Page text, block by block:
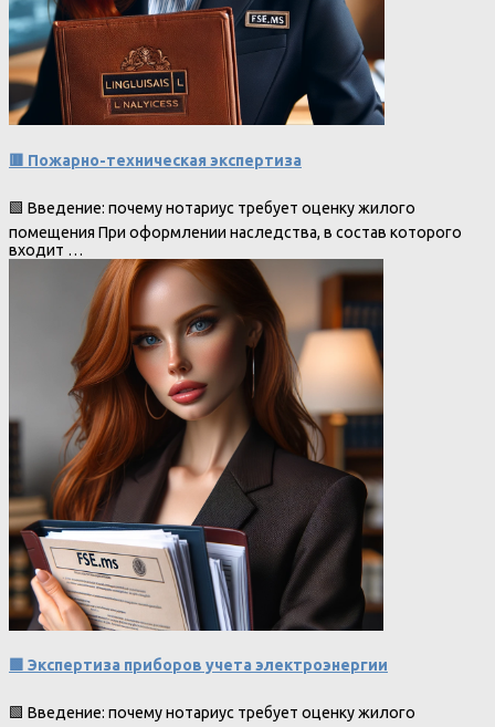
🟥 Пожарно-техническая экспертиза
🟩 Введение: почему нотариус требует оценку жилого
помещения При оформлении наследства, в состав которого
входит …
🟩 Экспертиза приборов учета электроэнергии
🟩 Введение: почему нотариус требует оценку жилого